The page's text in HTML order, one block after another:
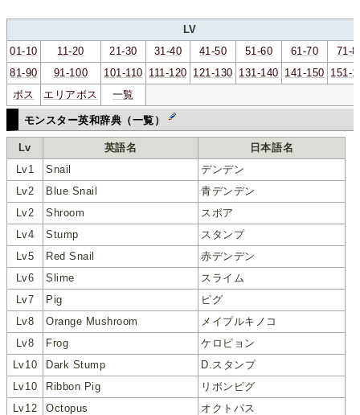
LV
01-10
11-20 21-30 31-40 41-50 51-60 61-70
71-
81-90
91-100 101-110 111-120 121-130 131-140 141-150 151-
ボス
エリアボス 一覧
モンスター英和辞典（一覧）
Lv 英語名
日本語名
Lv1
Snail
デンデン
Lv2
Blue Snail
青デンデン
Lv2
Shroom
スポア
Lv4
Stump
スタンプ
Lv5
Red Snail
赤デンデン
Lv6
Slime
スライム
Lv7
Pig
ピグ
Lv8
Orange Mushroom
メイプルキノコ
Lv8
Frog
ケロピョン
Lv10
Dark Stump
D.スタンプ
Lv10
Ribbon Pig
リボンピグ
Lv12
Octopus
オクトパス